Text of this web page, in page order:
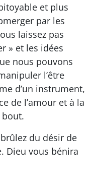
et plus
par les
laissez pas
» et les idées
nous pouvons
l’être
d’un instrument,
de l’amour et à la
bout.
du désir de
Dieu vous bénira